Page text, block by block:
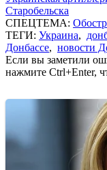
Старобельска
СПЕЦТЕМА:
ТЕГИ: Украина,
Донбассе, новости
Если вы заметили
нажмите Ctrl+Enter,